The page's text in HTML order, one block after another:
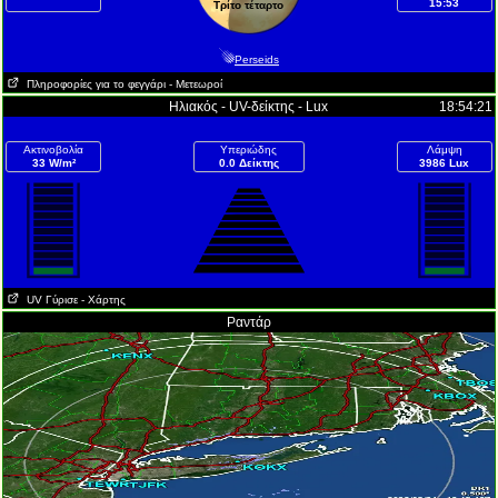
Τρίτο τέταρτο
15:53
Perseids
Πληροφορίες για το φεγγάρι - Μετεωροί
Ηλιακός - UV-δείκτης - Lux 18:54:21
Ακτινοβολία
33 W/m²
Υπεριώδης
0.0 Δείκτης
Λάμψη
3986 Lux
UV Γύρισε - Χάρτης
Ραντάρ